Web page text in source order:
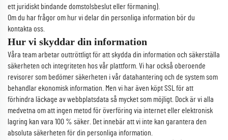
ett juridiskt bindande domstolsbeslut eller förmaning).
Om du har frågor om hur vi delar din personliga information bör du
kontakta oss.
Hur vi skyddar din information
Våra team arbetar outtröttligt för att skydda din information och säkerställa
säkerheten och integriteten hos vår plattform. Vi har också oberoende
revisorer som bedömer säkerheten i vår datahantering och de system som
behandlar ekonomisk information. Men vi har även köpt SSL för att
förhindra läckage av webbplatsdata så mycket som möjligt. Dock är vi alla
medvetna om att ingen metod för överföring via internet eller elektronisk
lagring kan vara 100 % säker. Det innebär att vi inte kan garantera den
absoluta säkerheten för din personliga information.